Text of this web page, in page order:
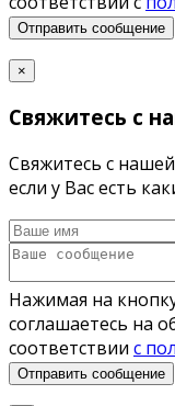
Отправить сообщение
×
Свяжитесь с
Свяжитесь с
если у Вас есть
Нажимая на
соглашаетесь на
соответствии с
Отправить сообщение